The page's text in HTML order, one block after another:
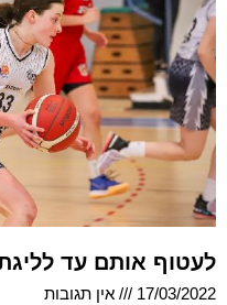
לעטוף אותם עד
17/03/2022
אין תגובות